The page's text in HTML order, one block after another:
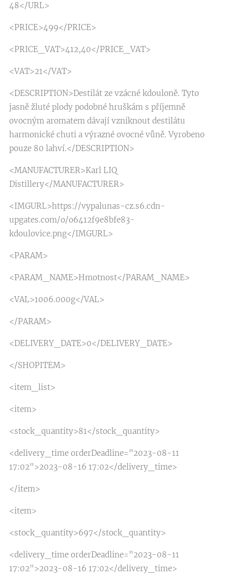
48</URL>
<PRICE>499</PRICE>
<PRICE_VAT>412,40</PRICE_VAT>
<VAT>21</VAT>
<DESCRIPTION>Destilát ze vzácné kdouloně. Tyto
jasně žluté plody podobné hruškám s příjemně
ovocným aromatem dávají vzniknout destilátu
harmonické chuti a výrazné ovocné vůně. Vyrobeno
pouze 80 lahví.</DESCRIPTION>
<MANUFACTURER>Karl LIQ
Distillery</MANUFACTURER>
<IMGURL>https://vypalunas-cz.s6.cdn-
upgates.com/o/o6412f9e8bfe83-
kdoulovice.png</IMGURL>
<PARAM>
<PARAM_NAME>Hmotnost</PARAM_NAME>
<VAL>1006.000g</VAL>
</PARAM>
<DELIVERY_DATE>0</DELIVERY_DATE>
</SHOPITEM>
<item_list>
<item>
<stock_quantity>81</stock_quantity>
<delivery_time orderDeadline="2023-08-11
17:02">2023-08-16 17:02</delivery_time>
</item>
<item>
<stock_quantity>697</stock_quantity>
<delivery_time orderDeadline="2023-08-11
17:02">2023-08-16 17:02</delivery_time>